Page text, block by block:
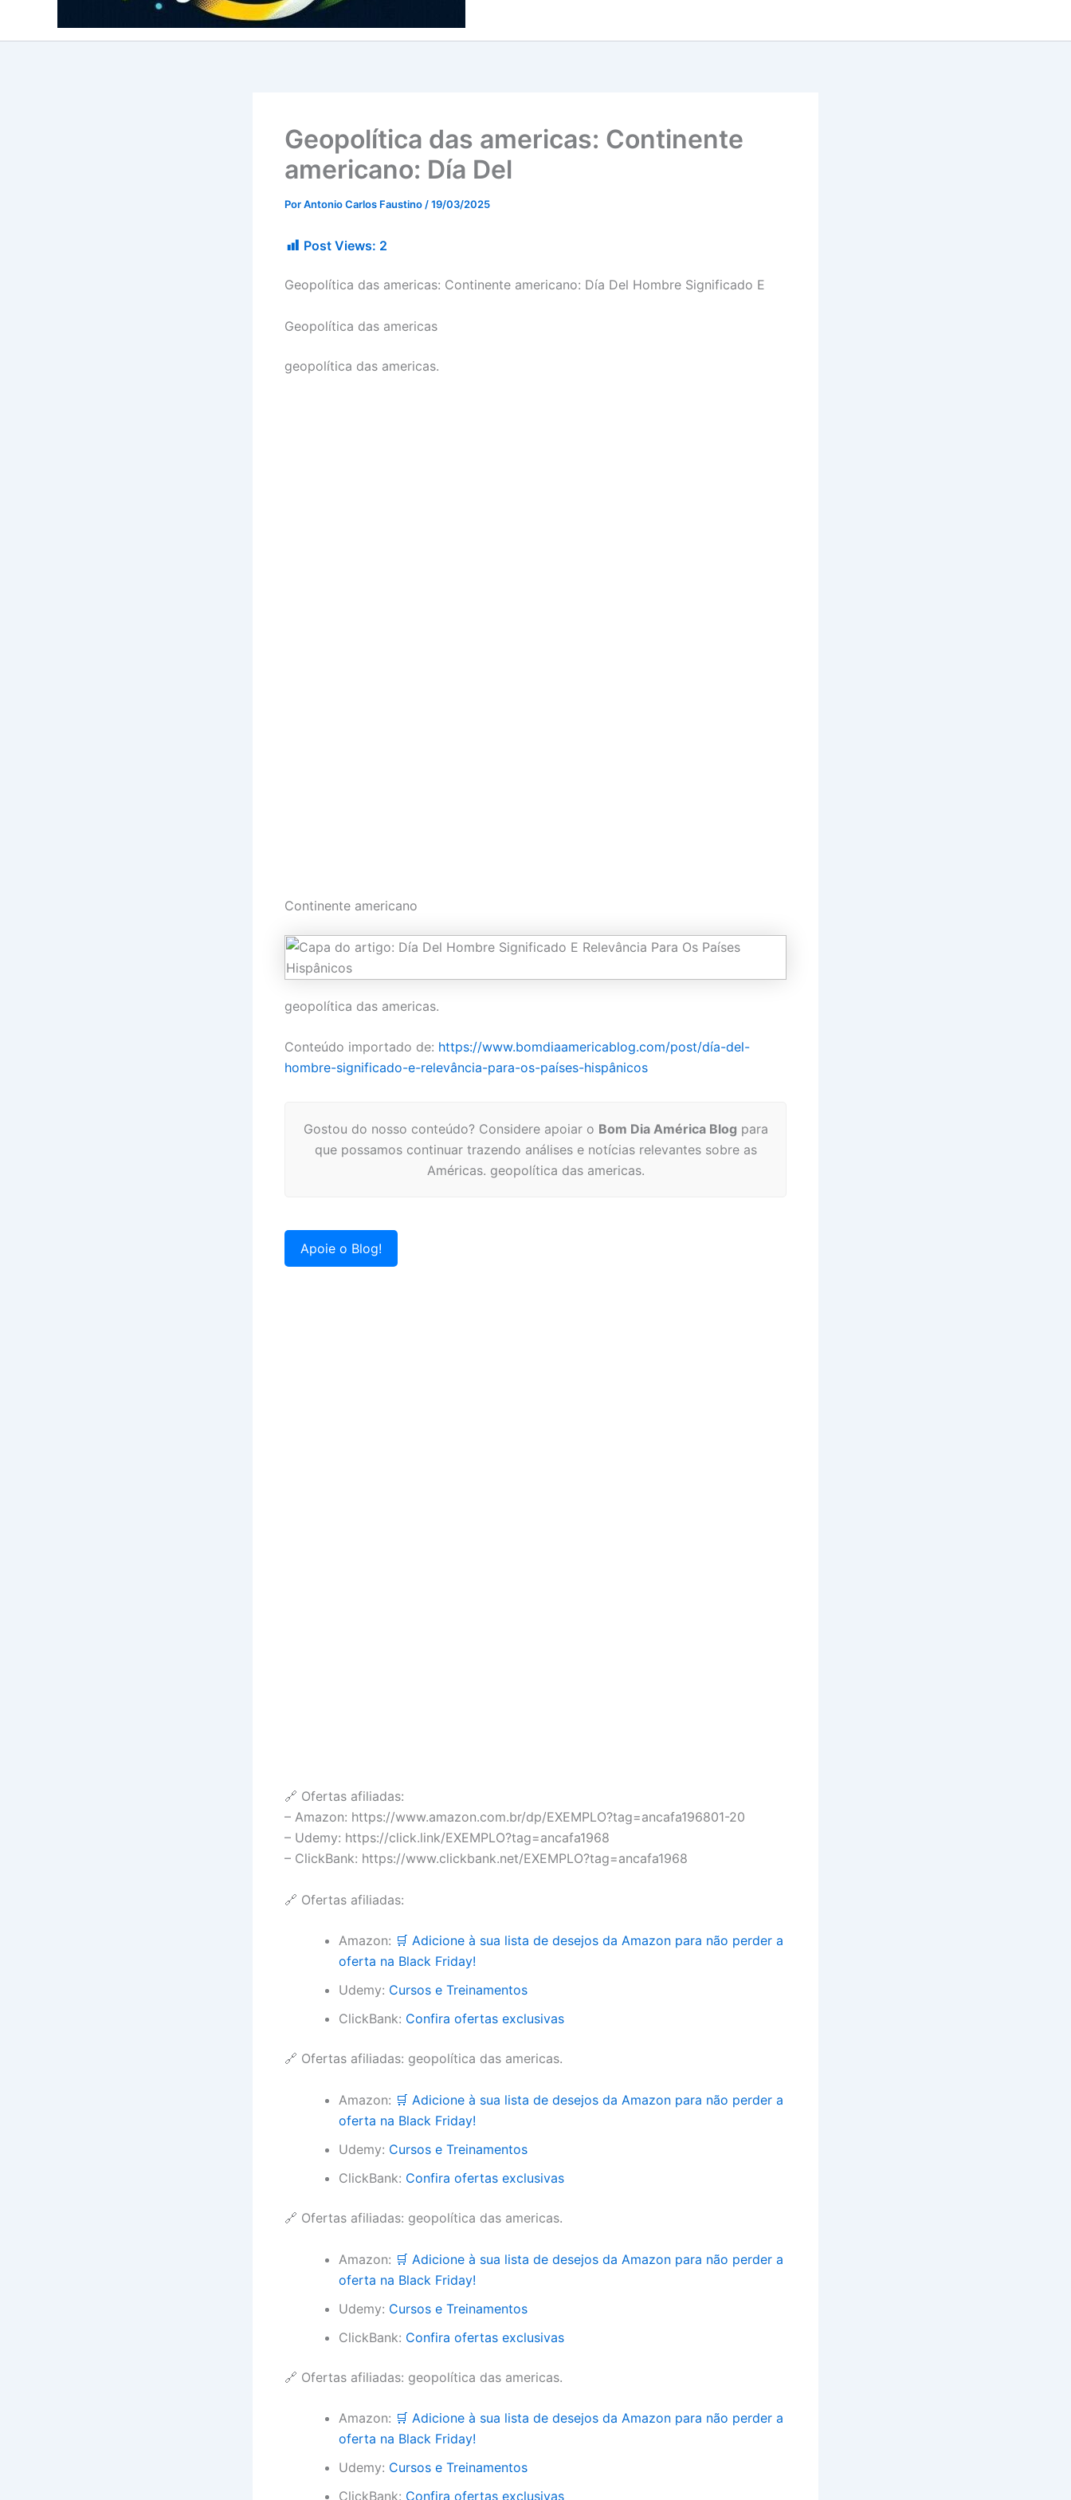
Geopolítica das americas: Continente
americano: Día Del
PorAntonio Carlos Faustino /19/03/2025
Post Views: 2
Geopolítica das americas: Continente americano: Día Del Hombre Significado E
Geopolítica das americas
geopolítica das americas.
Continente americano
geopolítica das americas.
Conteúdo importado de: https://www.bomdiaamericablog.com/post/día-del-
hombre-significado-e-relevância-para-os-países-hispânicos
Gostou do nosso conteúdo? Considere apoiar o Bom Dia América Blog para
que possamos continuar trazendo análises e notícias relevantes sobre as
Américas. geopolítica das americas.
Apoie o Blog!
🔗 Ofertas afiliadas:
– Amazon: https://www.amazon.com.br/dp/EXEMPLO?tag=ancafa196801-20
– Udemy: https://click.link/EXEMPLO?tag=ancafa1968
– ClickBank: https://www.clickbank.net/EXEMPLO?tag=ancafa1968
🔗 Ofertas afiliadas:
Amazon: 🛒 Adicione à sua lista de desejos da Amazon para não perder a
oferta na Black Friday!
Udemy: Cursos e Treinamentos
ClickBank: Confira ofertas exclusivas
🔗 Ofertas afiliadas: geopolítica das americas.
Amazon: 🛒 Adicione à sua lista de desejos da Amazon para não perder a
oferta na Black Friday!
Udemy: Cursos e Treinamentos
ClickBank: Confira ofertas exclusivas
🔗 Ofertas afiliadas: geopolítica das americas.
Amazon: 🛒 Adicione à sua lista de desejos da Amazon para não perder a
oferta na Black Friday!
Udemy: Cursos e Treinamentos
ClickBank: Confira ofertas exclusivas
🔗 Ofertas afiliadas: geopolítica das americas.
Amazon: 🛒 Adicione à sua lista de desejos da Amazon para não perder a
oferta na Black Friday!
Udemy: Cursos e Treinamentos
ClickBank: Confira ofertas exclusivas